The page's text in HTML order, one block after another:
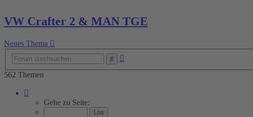
VW Crafter 2 & MAN TGE
Neues Thema
562 Themen
von
Gehe zu Seite: